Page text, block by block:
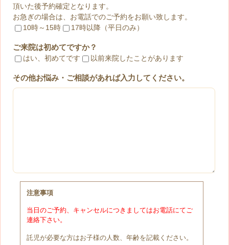
頂いた後予約確定となります。
お急ぎの場合は、お電話でのご予約をお願い致します。
10時～15時
17時以降（平日のみ）
ご来院は初めてですか？
はい、初めてです 以前来院したことがあります
その他お悩み・ご相談があれば入力してください。
注意事項
当日のご予約、キャンセルにつきましてはお電話にてご
連絡下さい。
託児が必要な方はお子様の人数、年齢を記載ください。